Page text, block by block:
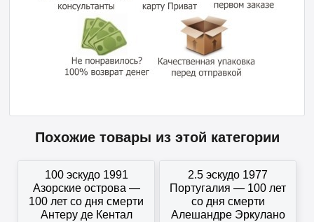
Похожие товары из этой категории
100 эскудо 1991
Азорские острова —
100 лет со дня смерти
Антеру де Кентал
2.5 эскудо 1977
Португалия — 100 лет
со дня смерти
Алешандре Эркулано